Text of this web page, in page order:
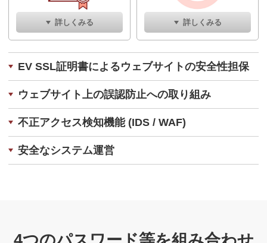
詳しくみる 詳しくみる
EV SSL証明書によるウェブサイトの安全性担保
ウェブサイト上の誤認防止への取り組み
不正アクセス検知機能 (IDS / WAF)
安全なシステム運営